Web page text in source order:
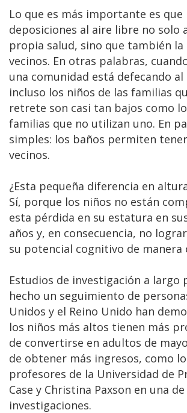
Lo que es más importante es que
deposiciones al aire libre no solo
propia salud, sino que también la
vecinos. En otras palabras,
una comunidad está defecando
incluso los niños de las familias
retrete son casi tan bajos como
familias que no utilizan uno. En
simples: los baños permiten
vecinos.
¿Esta pequeña diferencia en
Sí, porque los niños no están
esta pérdida en su estatura en
años y, en consecuencia, no
su potencial cognitivo de manera
Estudios de investigación a largo
hecho un seguimiento de
Unidos y el Reino Unido han
los niños más altos tienen más
de convertirse en adultos de
de obtener más ingresos, como
profesores de la Universidad de
Case y Christina Paxson en una de
investigaciones.